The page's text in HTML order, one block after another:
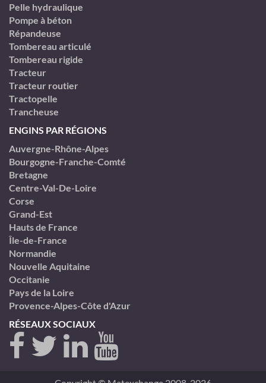
Pelle hydraulique
Pompe à béton
Répandeuse
Tombereau articulé
Tombereau rigide
Tracteur
Tracteur routier
Tractopelle
Trancheuse
ENGINS PAR RÉGIONS
Auvergne-Rhône-Alpes
Bourgogne-Franche-Comté
Bretagne
Centre-Val-De-Loire
Corse
Grand-Est
Hauts de France
Île-de-France
Normandie
Nouvelle Aquitaine
Occitanie
Pays de la Loire
Provence-Alpes-Côte d'Azur
RÉSEAUX SOCIAUX